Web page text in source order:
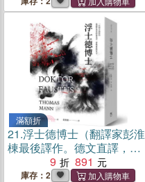
滿額折
21.浮士德博士（翻譯家彭淮
棟最後譯作。德文直譯，單
冊經典回歸版）
9 891
庫存：2